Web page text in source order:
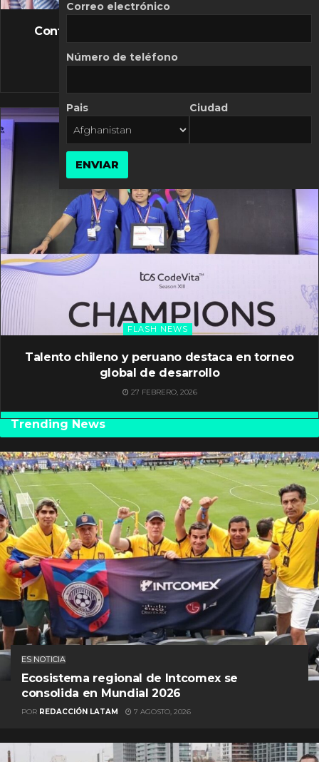
FLASH NEWS
Controversia de Mercado Libre por costos
10 MARZO, 2026
FLASH NEWS
Talento chileno y peruano destaca en torneo
global de desarrollo
27 FEBRERO, 2026
Trending News
ES NOTICIA
Ecosistema regional de Intcomex se
consolida en Mundial 2026
POR REDACCIÓN LATAM 7 AGOSTO, 2026
Correo electrónico
Número de teléfono
Pais Ciudad
ENVIAR